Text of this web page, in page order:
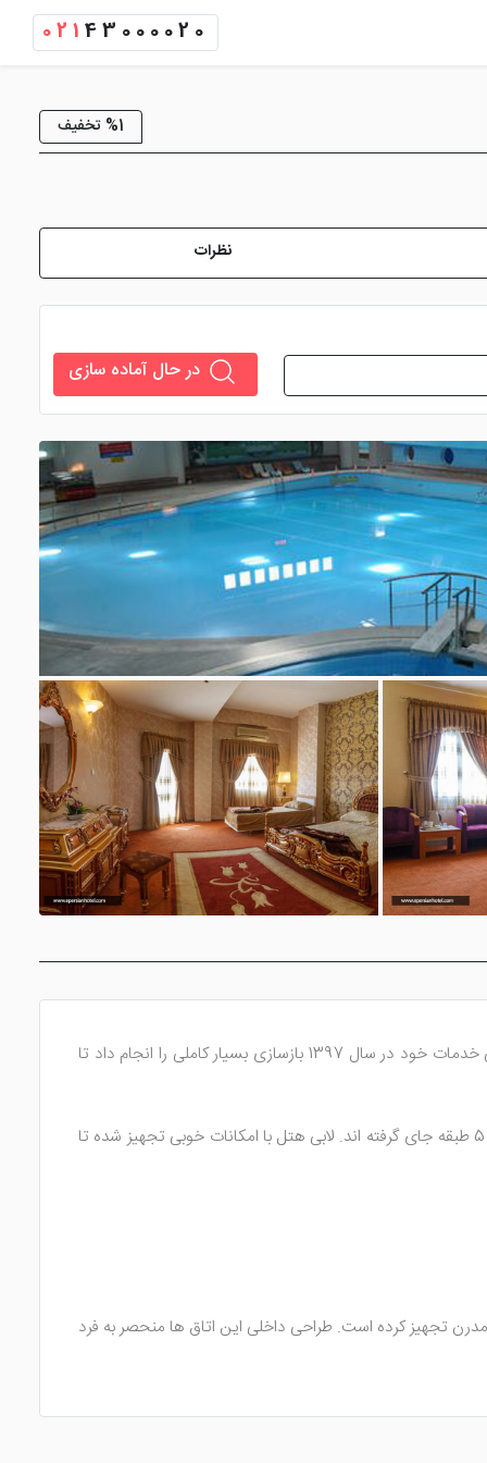
021 43000020
%1 تخفیف
نظرات
در حال آماده سازی
می باشد که در سال 1378 احداث گردیده است. این هتل برای بالا بردن سطح کیفی خدمات خود در سال 1397 بازسازی بسیار کاملی را انجام داد تا
26 اتاق زیبا و وسیع دارد که در 5 طبقه جای گرفته اند. لابی هتل با امکانات خوبی تجهیز شده تا
و اتاق های 2 تخته و 3 تخته می شود را با امکاناتی مدرن تجهیز کرده است. طراحی داخلی این اتاق ها منحصر به فرد
میز آرایش و ... را فراهم نموده تا آسایش بیشتری برای